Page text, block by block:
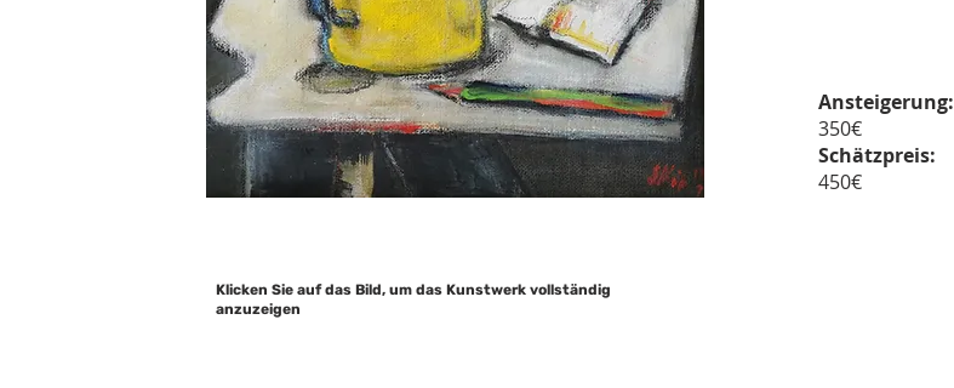
Ansteigerung:
350€
Schätzpreis:
450€
Klicken Sie auf das Bild, um das Kunstwerk vollständig
anzuzeigen